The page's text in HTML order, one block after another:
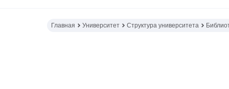
Главная Университет Структура университета